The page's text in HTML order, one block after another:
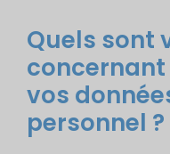
Quels sont
vos
personnel ?